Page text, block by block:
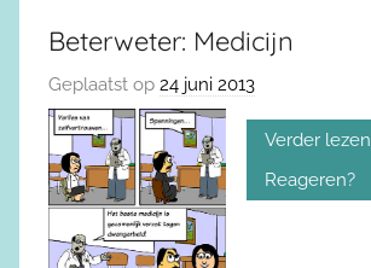
Beterweter: Medicijn
Geplaatst op 24 juni 2013
Verder lezen
Reageren?